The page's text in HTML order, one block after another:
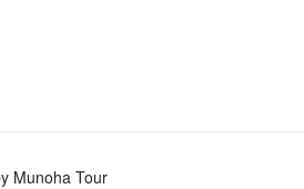
Munoha Tour